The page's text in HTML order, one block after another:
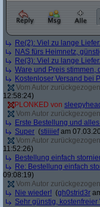
Re(2): Viel zu lange
NAS fürs Heimnetz,
Re(3): Viel zu lange
Ware und Preis stimmen,
Kostenloser Versand bei
Vom Autor
12:58:24)
PLONKED von
Vom Autor
Erste Bestellung und
Super (stiiiiefam
Vom Autor
11:52:26)
Bestellung einfach
Re: Bestellung einfach
09:08:19)
Vom Autor
Nie wieder! (gh0strid3r
Sehr günstig,